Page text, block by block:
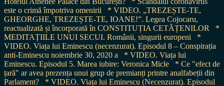
este o crimă împotriva omenirii
* VIDEO. „TREZEȘTE-TE,
GHEORGHE, TREZEȘTE-TE, IOANE!”. Legea Cojocaru,
reactualizată și încorporată în CONSTITUȚIA CETĂȚENILOR
*
MEDITAȚIILE UNUI SECUI. Românii, singurii europeni
*
VIDEO. Viața lui Eminescu (necenzurat). Episodul 8 – Conspirația
anti-Eminescu noiembrie 30, 2020 a
* VIDEO. Viața lui
Eminescu. Episodul 5. Marea iubire: Veronica Micle
* Ce "efect de
țară" ar avea prezența unui grup de premianți printre analfabeții din
Parlament?
* VIDEO. Viața lui Eminescu (Necenzurat). Episodul